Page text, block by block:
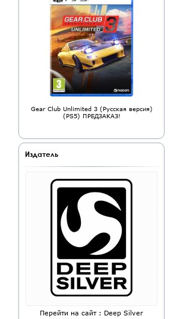
Gear Club Unlimited 3 (Русская версия)
(PS5) ПРЕДЗАКАЗ!
Издатель
Перейти на сайт : Deep Silver